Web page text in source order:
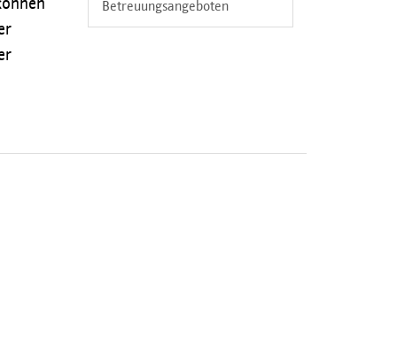
Betreuungsangeboten